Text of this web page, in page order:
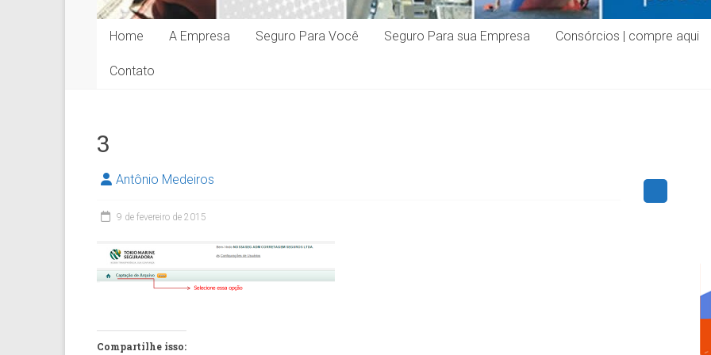
Home A Empresa Seguro Para Você Seguro Para sua Empresa Consórcios | compre aqui
Contato
3
Antônio Medeiros
9 de fevereiro de 2015
Compartilhe isso: